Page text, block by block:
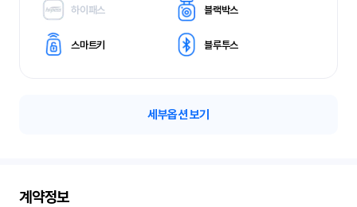
하이패스 블랙박스
스마트키 블루투스
세부옵션 보기
계약정보